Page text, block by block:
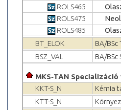
ROLS465
ROLS475
ROLS485
BT_ELOK
BA/
BSZ_VAL
BA/
MKS-TAN
KKT-S_N
Kémia
KTT-S_N